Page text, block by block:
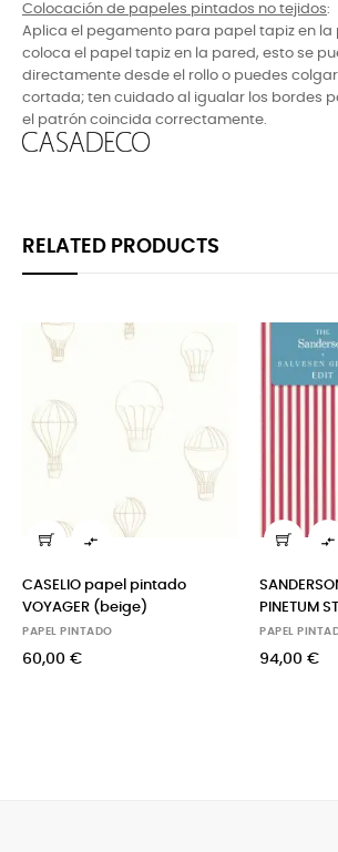
Colocación de papeles pintados no tejidos:
Aplica el pegamento para papel tapiz en la
coloca el papel tapiz en la pared, esto se
directamente desde el rollo o puedes
cortada; ten cuidado al igualar los bordes
el patrón coincida correctamente.
RELATED PRODUCTS

CASELIO papel pintado
VOYAGER (beige)
PAPEL PINTADO
60,00 €

PINETUM
PAPEL
94,00 €